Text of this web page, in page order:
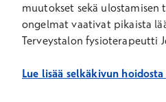
muutokset sekä ulostamisen
ongelmat vaativat pikaista
Terveystalon fysioterapeutti
Lue lisää selkäkivun hoidosta